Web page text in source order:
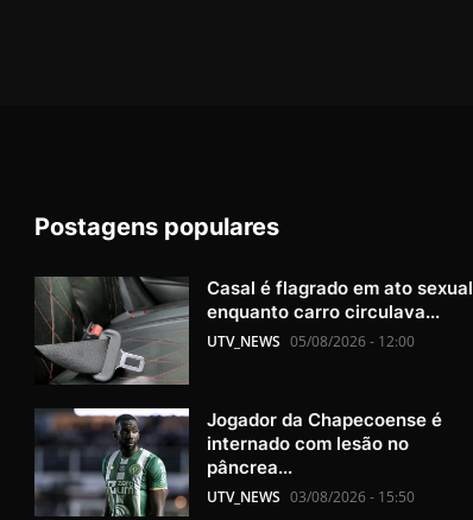
Postagens populares
Casal é flagrado em ato sexual
enquanto carro circulava...
UTV_NEWS 05/08/2026 - 12:00
Jogador da Chapecoense é
internado com lesão no
pâncrea...
UTV_NEWS 03/08/2026 - 15:50